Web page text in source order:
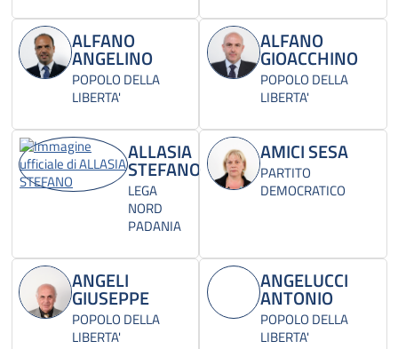
ALFANO
ANGELINO
POPOLO DELLA
LIBERTA'
ALFANO
GIOACCHINO
POPOLO DELLA
LIBERTA'
ALLASIA
STEFANO
LEGA
NORD
PADANIA
AMICI SESA
PARTITO
DEMOCRATICO
ANGELI
GIUSEPPE
POPOLO DELLA
LIBERTA'
ANGELUCCI
ANTONIO
POPOLO DELLA
LIBERTA'